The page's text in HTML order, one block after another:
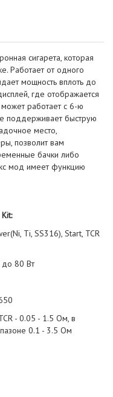
сигарета, которая
Работает от одного
мощность вплоть до
где отображается
работает с 6-ю
поддерживает быструю
место,
позволит вам
бачки либо
мод имеет функцию
Ti, SS316), Start, TCR
до 80 Вт
- 0.05 - 1.5 Ом, в
0.1 - 3.5 Ом